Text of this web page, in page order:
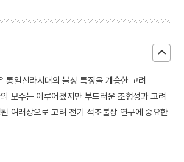
통일신라시대의 불상 특징을 계승한 고려
보수는 이루어졌지만 부드러운 조형성과 고려
여래상으로 고려 전기 석조불상 연구에 중요한